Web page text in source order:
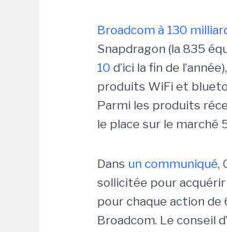
Broadcom à 130
Snapdragon (la 835
10 d’ici la fin de
produits WiFi et
Parmi les produits
le place sur le marché
Dans un communiqué,
sollicitée pour acquérir
pour chaque action
Broadcom. Le conseil